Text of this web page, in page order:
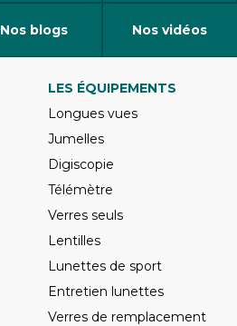
Nos blogs Nos vidéos
LES ÉQUIPEMENTS
Longues vues
Jumelles
Digiscopie
Télémètre
Verres seuls
Lentilles
Lunettes de sport
Entretien lunettes
Verres de remplacement